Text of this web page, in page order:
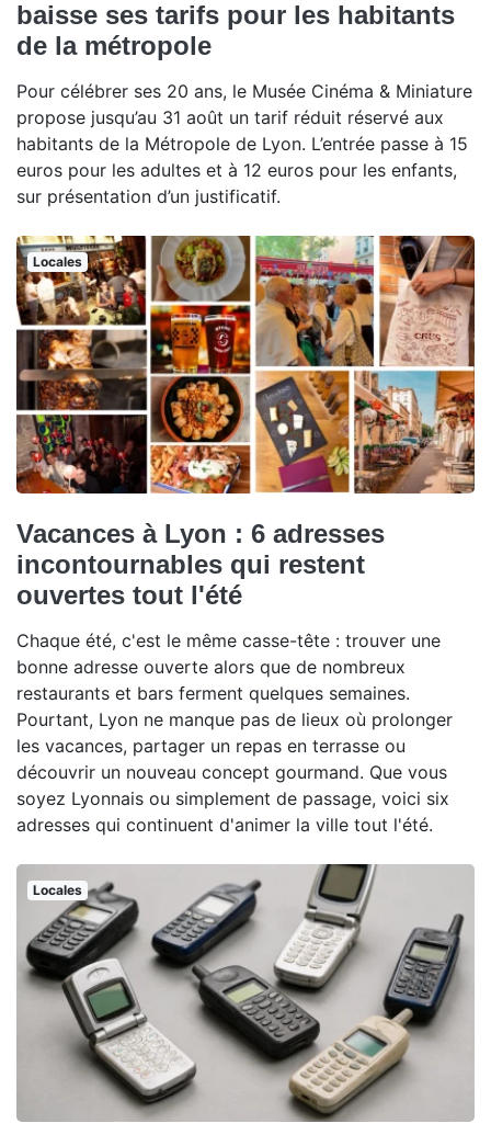
baisse ses tarifs pour les habitants
de la métropole
Pour célébrer ses 20 ans, le Musée Cinéma & Miniature
propose jusqu’au 31 août un tarif réduit réservé aux
habitants de la Métropole de Lyon. L’entrée passe à 15
euros pour les adultes et à 12 euros pour les enfants,
sur présentation d’un justificatif.
Locales
Vacances à Lyon : 6 adresses
incontournables qui restent
ouvertes tout l'été
Chaque été, c'est le même casse-tête : trouver une
bonne adresse ouverte alors que de nombreux
restaurants et bars ferment quelques semaines.
Pourtant, Lyon ne manque pas de lieux où prolonger
les vacances, partager un repas en terrasse ou
découvrir un nouveau concept gourmand. Que vous
soyez Lyonnais ou simplement de passage, voici six
adresses qui continuent d'animer la ville tout l'été.
Locales